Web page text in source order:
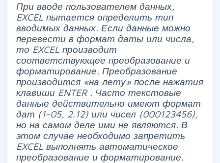
При вводе пользователем данных,
EXCEL пытается определить тип
вводимых данных. Если данные можно
перевести в формат даты или числа,
то EXCEL производит
соответствующее преобразование и
форматирование. Преобразование
производится «на лету» после нажатия
клавиши ENTER . Часто текстовые
данные действительно имеют формат
дат (1-05, 2.12) или чисел (000123456),
но на самом деле ими не являются. В
этом случае необходимо запретить
EXCEL выполнять автоматическое
преобразование и форматирование.